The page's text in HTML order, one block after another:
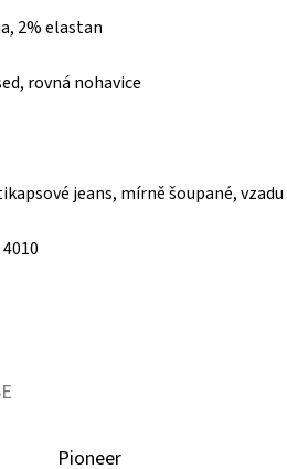
2% elastan
rovná nohavice
jeans, mírně šoupané,
Pioneer